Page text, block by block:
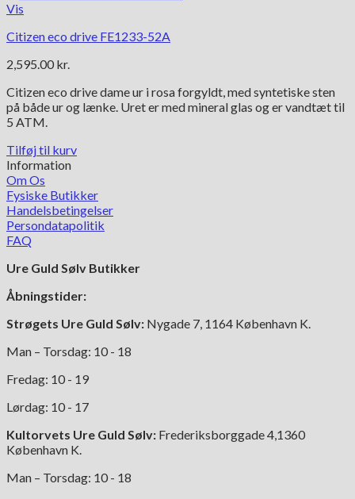
Vis
Citizen eco drive FE1233-52A
2,595.00 kr.
Citizen eco drive dame ur i rosa forgyldt, med syntetiske sten
på både ur og lænke. Uret er med mineral glas og er vandtæt til
5 ATM.
Tilføj til kurv
Information
Om Os
Fysiske Butikker
Handelsbetingelser
Persondatapolitik
FAQ
Ure Guld Sølv Butikker
Åbningstider:
Strøgets Ure Guld Sølv: Nygade 7, 1164 København K.
Man – Torsdag: 10 - 18
Fredag: 10 - 19
Lørdag: 10 - 17
Kultorvets Ure Guld Sølv: Frederiksborggade 4,1360
København K.
Man – Torsdag: 10 - 18